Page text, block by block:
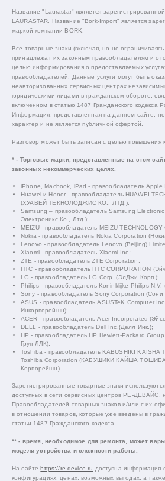
Название "Laurastar" является
LAURASTAR. Название "Bork-Import" является
маркой компании BORK.
Все товарные знаки (включая, но не
принадлежат их законным правообладателям и
целью информирования о предоставляемых
правообладателей. Данные услуги могут быть
неавторизованных сервисных центрах
юридическими лицами в гражданском обороте,
включенном в статью 1487 Гражданского кодекса
Информация, представленная на данном сайте,
характер и не является публичной офертой.
Разговор может быть записан с целью повышения
* - Торговые марки, представленные на этом
законных некоммерческих целях.
iPhone, Macbook, iPad - правообладатель Apple
Huawei и Honor - правообладатель HUAWEI
(ХУАВЕЙ ТЕКНОЛОДЖИС КО., ЛТД.);
Samsung – правообладатель Samsung
Электроникс Ко., Лтд.);
MEIZU - правообладатель MEIZU TECHNOLOGY
Nokia - правообладатель Nokia Corporation
Lenovo - правообладатель Lenovo (Beijing)
Xiaomi - правообладатель Xiaomi Inc.;
ZTE - правообладатель ZTE Corporation;
HTC - правообладатель HTC CORPORATION
LG - правообладатель LG Corp. (ЭлДжи Корп.);
Philips - правообладатель Koninklijke Philips
Sony - правообладатель Sony Corporation
ASUS - правообладатель ASUSTeK Computer
Инкорпорейшн);
ACER - правообладатель Acer Incorporated
DELL - правообладатель Dell Inc.(Делл Инк.);
HP - правообладатель HP Hewlett-Packard
Груп ЛЛК);
Toshiba - правообладатель KABUSHIKI KAISHA
Toshiba Corporation (КАБУШИКИ КАЙША ТОШИБА
Корпорейшн).
Зарегистрированные товарные знаки
доступных в сети сервисных центров РЕ-ДЕВАЙС,
Правообладателей товарных знаков и/или с их
в отношении товаров, которые уже введены в
статьи 1487 Гражданского кодекса.
** - время, необходимое для ремонта, может
модели устройства и сложности работы.
На сайтеhttps://re-device.ru доступна информация
конфигурациях, ценах, возможных выгодах, а также